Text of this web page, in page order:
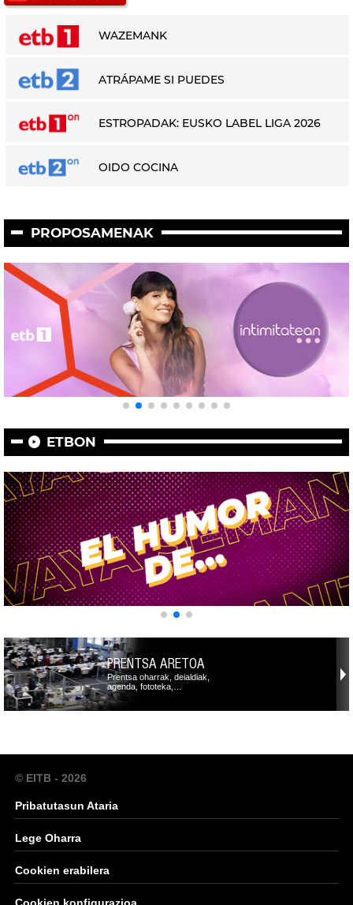
WAZEMANK
ATRÁPAME SI PUEDES
ESTROPADAK: EUSKO LABEL LIGA 2026
OIDO COCINA
PROPOSAMENAK
ETBON
PRENTSA ARETOA
Prentsa oharrak, deialdiak,
agenda, fototeka,…
© EITB - 2026
Pribatutasun Ataria
Lege Oharra
Cookien erabilera